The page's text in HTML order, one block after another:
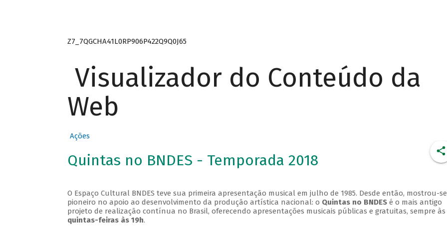
Z7_7QGCHA41L0RP906P422Q9Q0J65
Visualizador do Conteúdo da
Web
Ações
Quintas no BNDES - Temporada 2018
O Espaço Cultural BNDES teve sua primeira apresentação musical em julho de 1985. Desde então, mostrou-se
pioneiro no apoio ao desenvolvimento da produção artística nacional: o Quintas no BNDESé o mais antigo
projeto de realização contínua no Brasil, oferecendo apresentações musicais públicas e gratuitas, sempre às
quintas-feiras às 19h.